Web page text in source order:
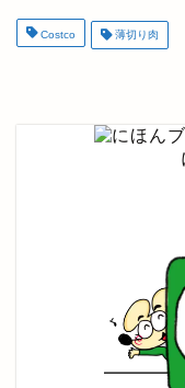
Costco 薄切り肉